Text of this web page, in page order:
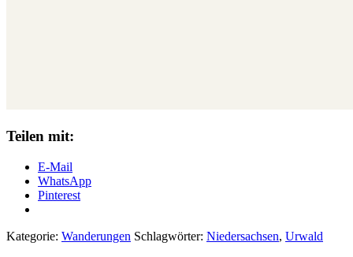
Teilen mit:
E-Mail
WhatsApp
Pinterest
Kategorie: Wanderungen Schlagwörter: Niedersachsen, Urwald